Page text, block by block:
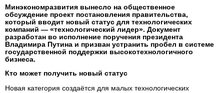
Минэкономразвития вынесло на общественное
обсуждение проект постановления правительства,
который вводит новый статус для технологических
компаний — «технологический лидер». Документ
разработан во исполнение поручения президента
Владимира Путина и призван устранить пробел в системе
государственной поддержки высокотехнологичного
бизнеса.
Кто может получить новый статус
Новая категория создаётся для малых технологических